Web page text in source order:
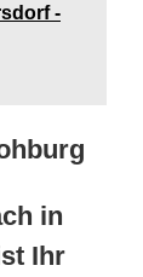
-
in
Ihr